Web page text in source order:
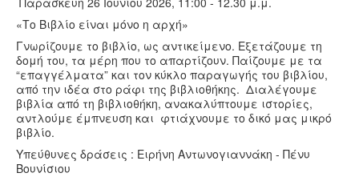
«Το Βιβλίο είναι μόνο η αρχή»
Γνωρίζουμε το βιβλίο, ως αντικείμενο. Εξετάζουμε τη
δομή του, τα μέρη που το απαρτίζουν. Παίζουμε με τα
“επαγγέλματα” και τον κύκλο παραγωγής του βιβλίου,
από την ιδέα στο ράφι της βιβλιοθήκης. Διαλέγουμε
βιβλία από τη βιβλιοθήκη, ανακαλύπτουμε ιστορίες,
αντλούμε έμπνευση και φτιάχνουμε το δικό μας μικρό
βιβλίο.
Υπεύθυνες δράσεις : Ειρήνη Αντωνογιαννάκη - Πένυ
Βουνίσιου